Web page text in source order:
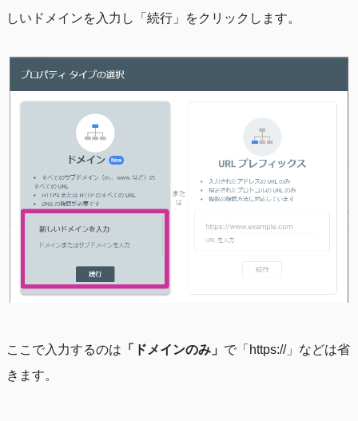
しいドメインを入力し「続行」をクリックします。
ここで入力するのは 「ドメインのみ」 で「https://」などは省
きます。